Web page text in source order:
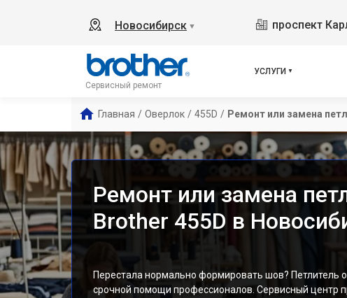
Новосибирск ▼ проспект
Сервисный ремонт
УСЛУГИ
Главная / Оверлок / 455D / Ремонт или замена
Ремонт или замена
Brother 455D в
Перестала нормально формировать шов? Петлитель
срочной помощи профессионалов. Сервисный центр